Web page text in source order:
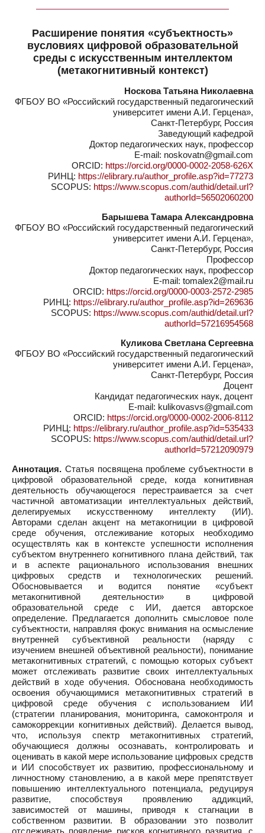
Расширение понятия «субъектность»
вусловиях цифровой образовательной
среды с искусственным интеллектом
(метакогнитивный контекст)
Носкова Татьяна Николаевна
ФГБОУ ВО «Российский государственный педагогический
университет имени А.И. Герцена»,
Санкт-Петербург, Россия
Заведующий кафедрой
Доктор педагогических наук, профессор
E-mail: noskovatn@gmail.com
ORCID: https://orcid.org/0000-0002-2058-626X
РИНЦ: https://elibrary.ru/author_profile.asp?id=77273
SCOPUS: https://www.scopus.com/authid/detail.url?
authorId=56502060200
Барышева Тамара Александровна
ФГБОУ ВО «Российский государственный педагогический
университет имени А.И. Герцена»,
Санкт-Петербург, Россия
Профессор
Доктор педагогических наук, профессор
E-mail: tomalex2@mail.ru
ORCID: https://orcid.org/0000-0003-2572-2985
РИНЦ: https://elibrary.ru/author_profile.asp?id=269636
SCOPUS: https://www.scopus.com/authid/detail.url?
authorId=57216954568
Куликова Светлана Сергеевна
ФГБОУ ВО «Российский государственный педагогический
университет имени А.И. Герцена»,
Санкт-Петербург, Россия
Доцент
Кандидат педагогических наук, доцент
E-mail: kulikovasvs@gmail.com
ORCID: https://orcid.org/0000-0002-2006-8112
РИНЦ: https://elibrary.ru/author_profile.asp?id=535433
SCOPUS: https://www.scopus.com/authid/detail.url?
authorId=57212090979
Аннотация. Статья посвящена проблеме субъектности в
цифровой образовательной среде, когда когнитивная
деятельность обучающегося перестраивается за счет
частичной автоматизации интеллектуальных действий,
делегируемых искусственному интеллекту (ИИ).
Авторами сделан акцент на метакогниции в цифровой
среде обучения, отслеживание которых необходимо
осуществлять как в контексте успешности исполнения
субъектом внутреннего когнитивного плана действий, так
и в аспекте рационального использования внешних
цифровых средств и технологических решений.
Обосновывается и водится понятие «субъект
метакогнитивной деятельности» в цифровой
образовательной среде с ИИ, дается авторское
определение. Предлагается дополнить смысловое поле
субъектности, направляя фокус внимания на осмысление
внутренней субъективной реальности (наряду с
изучением внешней объективной реальности), понимание
метакогнитивных стратегий, с помощью которых субъект
может отслеживать развитие своих интеллектуальных
действий в ходе обучения. Обоснована необходимость
освоения обучающимися метакогнитивных стратегий в
цифровой среде обучения с использованием ИИ
(стратегии планирования, мониторинга, самоконтроля и
самокоррекции когнитивных действий). Делается вывод,
что, используя спектр метакогнитивных стратегий,
обучающиеся должны осознавать, контролировать и
оценивать в какой мере использование цифровых средств
и ИИ способствует их развитию, профессиональному и
личностному становлению, а в какой мере препятствует
повышению интеллектуального потенциала, редуцируя
развитие, способствуя проявлению аддикций,
зависимостей от машины, приводя к стагнации в
собственном развитии. В образовании это позволит
отслеживать появление рисков когнитивного развития, с